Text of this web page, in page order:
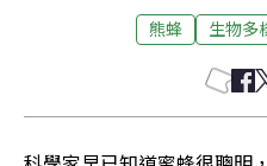
熊蜂 生物多